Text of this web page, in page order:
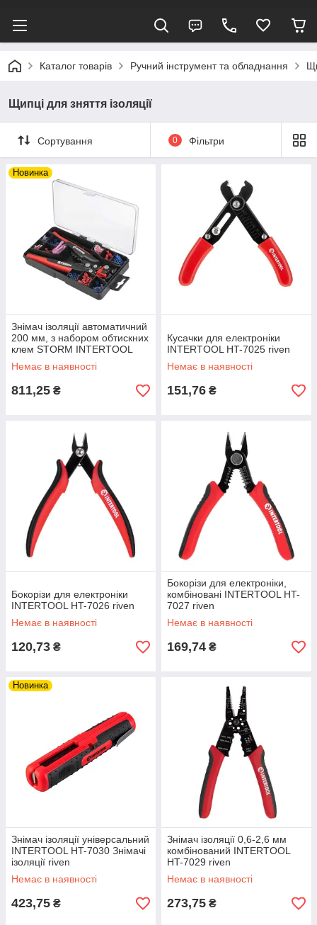
Каталог товарів Ручний інструмент та обладнання
Щипці для зняття ізоляції
Сортування 0 Фільтри
Новинка
Знімач ізоляції автоматичний
200 мм, з набором обтискних
клем STORM INTERTOOL
HT-7024 Знімачі ізоляції riven
Немає в наявності
811,25 ₴
Кусачки для електроніки
INTERTOOL HT-7025 riven
Немає в наявності
151,76 ₴
Бокорізи для електроніки
INTERTOOL HT-7026 riven
Немає в наявності
120,73 ₴
Бокорізи для електроніки,
комбіновані INTERTOOL HT-
7027 riven
Немає в наявності
169,74 ₴
Новинка
Знімач ізоляції універсальний
INTERTOOL HT-7030 Знімачі
ізоляції riven
Немає в наявності
423,75 ₴
Знімач ізоляції 0,6-2,6 мм
комбінований INTERTOOL
HT-7029 riven
Немає в наявності
273,75 ₴